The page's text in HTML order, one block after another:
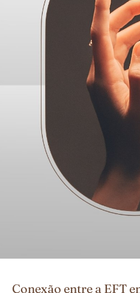
Conexão entre a EFT